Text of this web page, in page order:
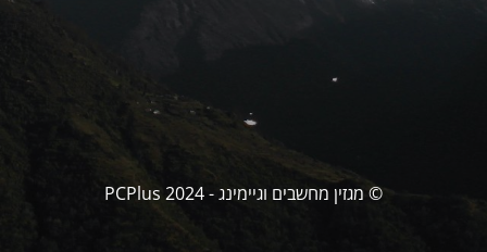
© מגזין מחשבים וגיימינג - PCPlus 2024